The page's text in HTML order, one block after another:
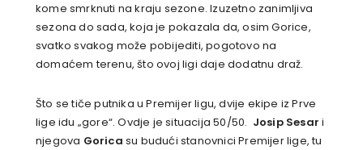
kome smrknuti na kraju sezone. Izuzetno zanimljiva
sezona do sada, koja je pokazala da, osim Gorice,
svatko svakog može pobijediti, pogotovo na
domaćem terenu, što ovoj ligi daje dodatnu draž.
Što se tiče putnika u Premijer ligu, dvije ekipe iz Prve
lige idu „gore“. Ovdje je situacija 50/50. Josip Sesari
njegova Goricasu budući stanovnici Premijer lige, tu